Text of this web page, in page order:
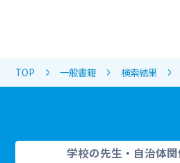
TOP 一般書籍 検索結果
学校の先生・自治体